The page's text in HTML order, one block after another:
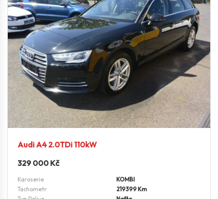
Audi A4 2.0TDi 110kW
329 000 Kč
Karoserie
KOMBI
Tachometr
219399 Km